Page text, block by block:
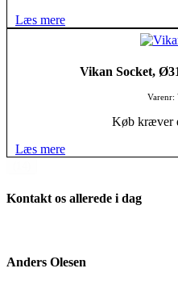
Læs mere
Vikan Socket,
Varenr:
Køb kræver
Læs mere
Kontakt os allerede i dag
Anders Olesen